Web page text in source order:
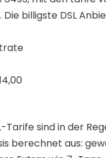
billigste DSL
sind in der
berechnet aus: